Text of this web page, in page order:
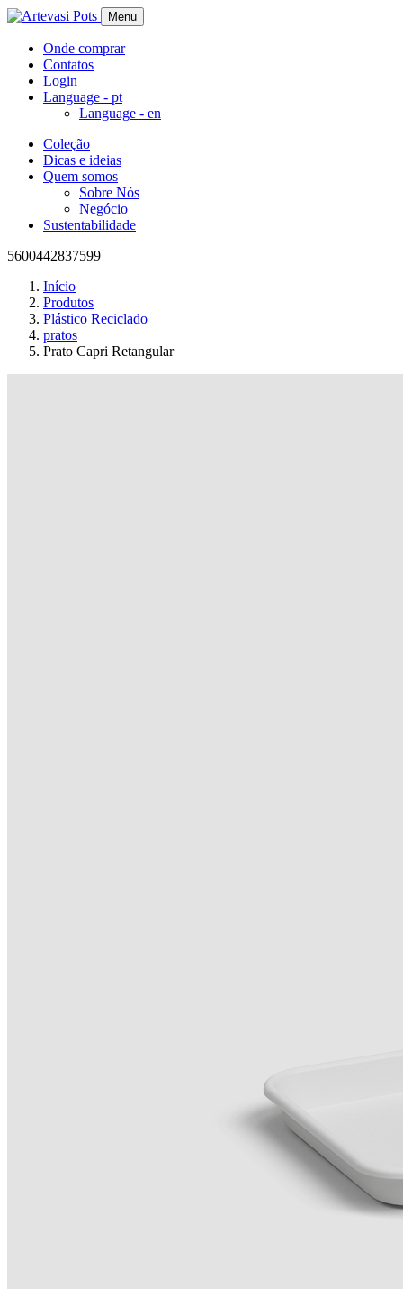
Menu
Onde comprar
Contatos
Login
Language - pt
Language - en
Coleção
Dicas e ideias
Quem somos
Sobre Nós
Negócio
Sustentabilidade
5600442837599
Início
Produtos
Plástico Reciclado
pratos
Prato Capri Retangular